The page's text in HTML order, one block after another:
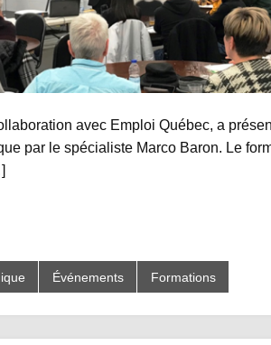
avec Emploi Québec, a
par le spécialiste Marco Baron. Le
Événements Formations